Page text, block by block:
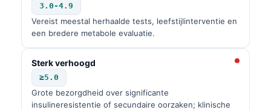
3.0-4.9
Vereist meestal herhaalde tests, leefstijlinterventie en
een bredere metabole evaluatie.
Sterk verhoogd
≥5.0
Grote bezorgdheid over significante
insulineresistentie of secundaire oorzaken; klinische